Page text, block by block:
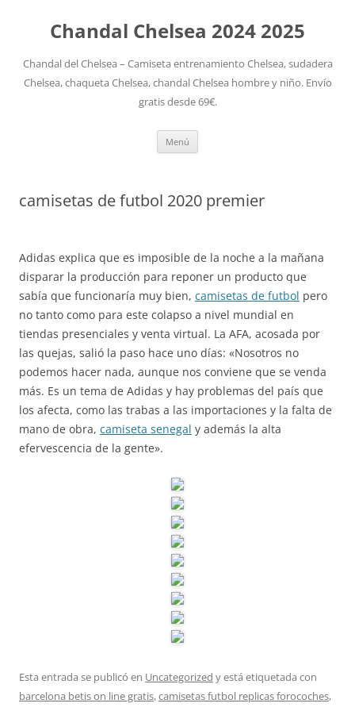
Chandal Chelsea 2024 2025
Chandal del Chelsea – Camiseta entrenamiento Chelsea, sudadera
Chelsea, chaqueta Chelsea, chandal Chelsea hombre y niño. Envío
gratis desde 69€.
Menú
camisetas de futbol 2020 premier
Adidas explica que es imposible de la noche a la mañana
disparar la producción para reponer un producto que
sabía que funcionaría muy bien, camisetas de futbol pero
no tanto como para este colapso a nivel mundial en
tiendas presenciales y venta virtual. La AFA, acosada por
las quejas, salió la paso hace uno días: «Nosotros no
podemos hacer nada, aunque nos conviene que se venda
más. Es un tema de Adidas y hay problemas del país que
los afecta, como las trabas a las importaciones y la falta de
mano de obra, camiseta senegal y además la alta
efervescencia de la gente».
Esta entrada se publicó en Uncategorized y está etiquetada con
barcelona betis on line gratis,camisetas futbol replicas forocoches,